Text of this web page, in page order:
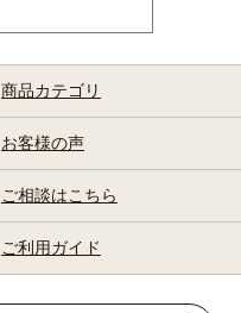
商品カテゴリ
お客様の声
ご相談はこちら
ご利用ガイド